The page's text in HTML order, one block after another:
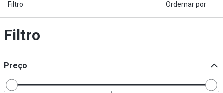
Filtro Ordernar por
Filtro
Preço